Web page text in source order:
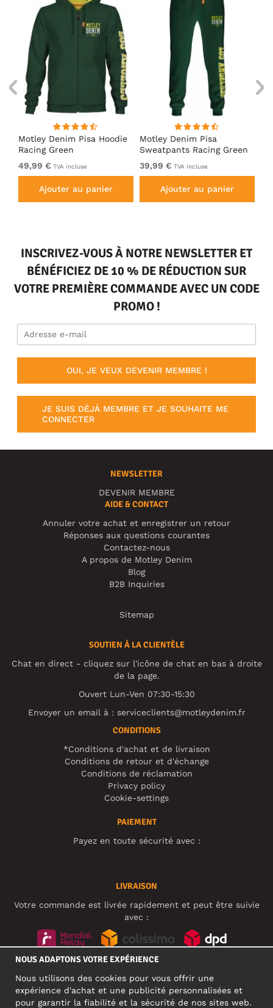
Motley Denim Pisa Hoodie
Racing Green
49,99 € TVA incluse
Ajouter au panier
Motley Denim Pisa
Sweatpants Racing Green
39,99 € TVA incluse
Ajouter au panier
INSCRIVEZ-VOUS À NOTRE NEWSLETTER ET
BÉNÉFICIEZ DE 10 % DE RÉDUCTION SUR
VOTRE PREMIÈRE COMMANDE AVEC UN CODE
PROMO !
OUI, JE VEUX DEVENIR MEMBRE !
JE SUIS DÉJÀ MEMBRE ET JE SOUHAITE ME
CONNECTER
NEWSLETTER
DEVENIR MEMBRE
AIDE & CONTACT
Annuler votre achat et enregistrer un retour
Réponses aux questions courantes
Contactez-nous
A propos de Motley Denim
Blog
B2B Inquiries
Sitemap
SOUTIEN À LA CLIENTÈLE
Chat en direct - cliquez sur l'icône de chat en bas à droite
de la page.
Ouvert Lun-Ven 07:30-15:30
Envoyer un email à : serviceclients@motleydenim.fr
CONDITIONS
*Conditions d'achat et de livraison
Conditions de retour et d'échange
Conditions de réclamation
Privacy policy
Cookie-settings
PAIEMENT
Payez en toute sécurité avec :
LIVRAISON
Votre commande est livrée rapidement et peut être suivie
avec :
NOUS ADAPTONS VOTRE EXPÉRIENCE
Nous utilisons des cookies pour vous offrir une
expérience d'achat et une publicité personnalisées et
pour garantir la fiabilité et la sécurité de nos sites web.